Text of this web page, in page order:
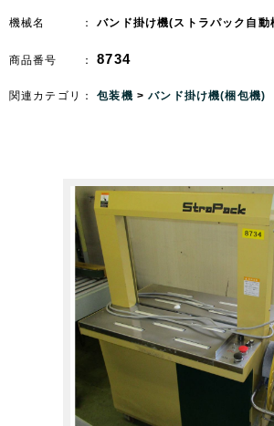
機械名 ：バンド掛け機(ストラパック自動
商品番号 ：8734
関連カテゴリ：包装機 >バンド掛け機(梱包機)